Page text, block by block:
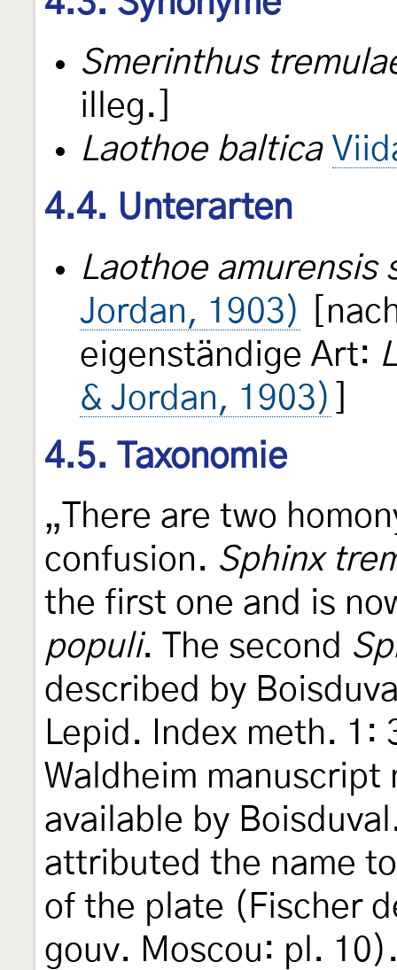
Smerinthus
illeg.]
Laothoe baltica
4.4. Unterarten
Laothoe amurensis
Jordan, 1903)
eigenständige Art:
& Jordan, 1903)
4.5. Taxonomie
„There are two
confusion. Sphinx
the first one and is
populi. The second
described by
Lepid. Index meth. 1:
Waldheim manuscript
available by
attributed the name
of the plate (Fischer
gouv. Moscou: pl.